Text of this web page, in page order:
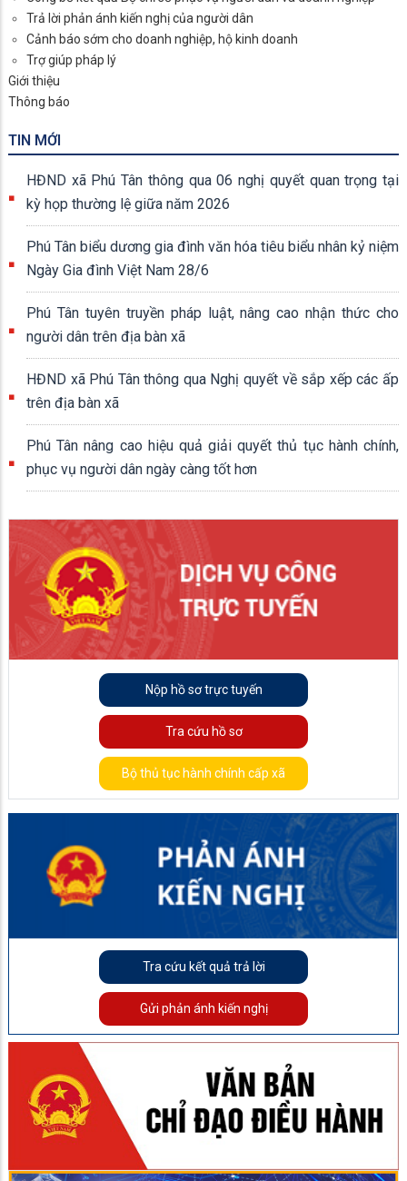
Trả lời phản ánh kiến nghị của người dân
Cảnh báo sớm cho doanh nghiệp, hộ kinh doanh
Trợ giúp pháp lý
Giới thiệu
Thông báo
TIN MỚI
HĐND xã Phú Tân thông qua 06 nghị quyết quan trọng tại
kỳ họp thường lệ giữa năm 2026
Phú Tân biểu dương gia đình văn hóa tiêu biểu nhân kỷ niệm
Ngày Gia đình Việt Nam 28/6
Phú Tân tuyên truyền pháp luật, nâng cao nhận thức cho
người dân trên địa bàn xã
HĐND xã Phú Tân thông qua Nghị quyết về sắp xếp các ấp
trên địa bàn xã
Phú Tân nâng cao hiệu quả giải quyết thủ tục hành chính,
phục vụ người dân ngày càng tốt hơn
Nộp hồ sơ trực tuyến
Tra cứu hồ sơ
Bộ thủ tục hành chính cấp xã
Tra cứu kết quả trả lời
Gửi phản ánh kiến nghị